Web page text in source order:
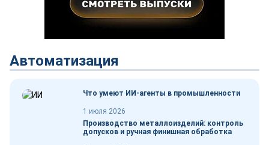
Автоматизация
Что умеют ИИ-агенты в промышленности
1 июля 2026
Производство металлоизделий: контроль
допусков и ручная финишная обработка